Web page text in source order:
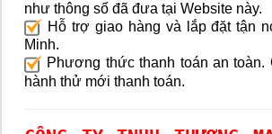
như thông số đã đưa tại Website này.
Hỗ trợ giao hàng và lắp đặt tận
Minh.
Phương thức thanh toán an toàn.
hành thử mới thanh toán.